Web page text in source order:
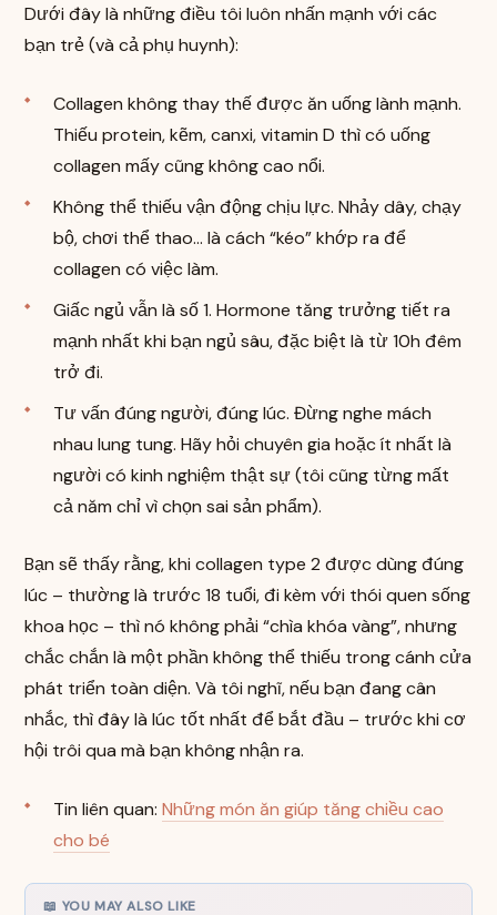
Dưới đây là những điều tôi luôn nhấn mạnh với các
bạn trẻ (và cả phụ huynh):
Collagen không thay thế được ăn uống lành mạnh.
Thiếu protein, kẽm, canxi, vitamin D thì có uống
collagen mấy cũng không cao nổi.
Không thể thiếu vận động chịu lực. Nhảy dây, chạy
bộ, chơi thể thao… là cách “kéo” khớp ra để
collagen có việc làm.
Giấc ngủ vẫn là số 1. Hormone tăng trưởng tiết ra
mạnh nhất khi bạn ngủ sâu, đặc biệt là từ 10h đêm
trở đi.
Tư vấn đúng người, đúng lúc. Đừng nghe mách
nhau lung tung. Hãy hỏi chuyên gia hoặc ít nhất là
người có kinh nghiệm thật sự (tôi cũng từng mất
cả năm chỉ vì chọn sai sản phẩm).
Bạn sẽ thấy rằng, khi collagen type 2 được dùng đúng
lúc – thường là trước 18 tuổi, đi kèm với thói quen sống
khoa học – thì nó không phải “chìa khóa vàng”, nhưng
chắc chắn là một phần không thể thiếu trong cánh cửa
phát triển toàn diện. Và tôi nghĩ, nếu bạn đang cân
nhắc, thì đây là lúc tốt nhất để bắt đầu – trước khi cơ
hội trôi qua mà bạn không nhận ra.
Tin liên quan: Những món ăn giúp tăng chiều cao
cho bé
📖 YOU MAY ALSO LIKE